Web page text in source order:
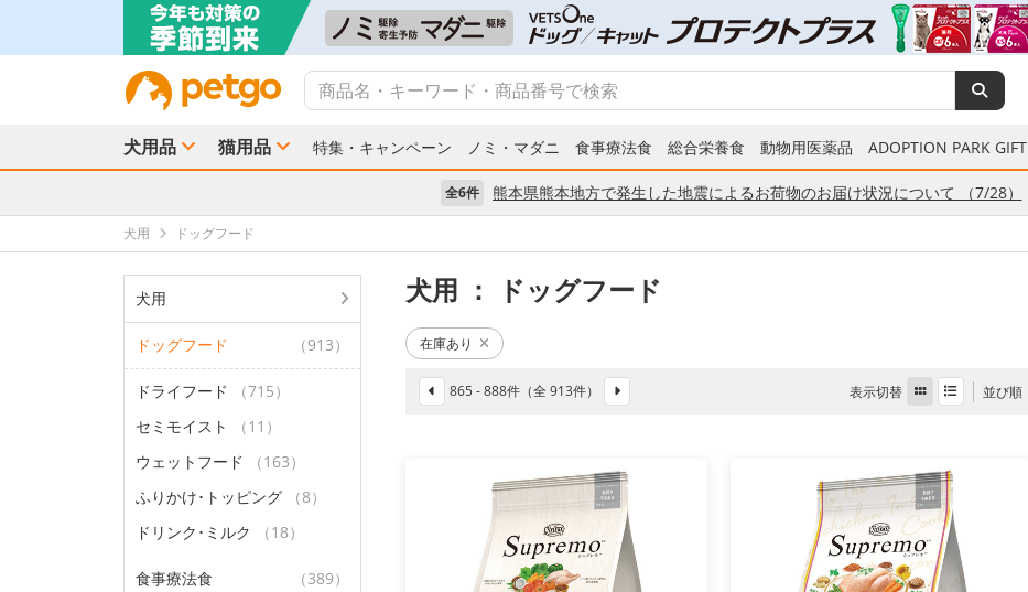
犬用品 猫用品 特集・キャンペーン ノミ・マダニ 食事療法食 総合栄養食 動物用医薬品 ADOPTION PARK GIFT
全6件 熊本県熊本地方で発生した地震によるお荷物のお届け状況について （7/28）
犬用 ドッグフード
犬用
ドッグフード （913）
ドライフード
（715）
セミモイスト
（11）
ウェットフード
（163）
ふりかけ･トッピング
（8）
ドリンク･ミルク
（18）
食事療法食 （389）
犬用 ： ドッグフード
在庫あり
865 - 888件（全 913件） 表示切替 並び順